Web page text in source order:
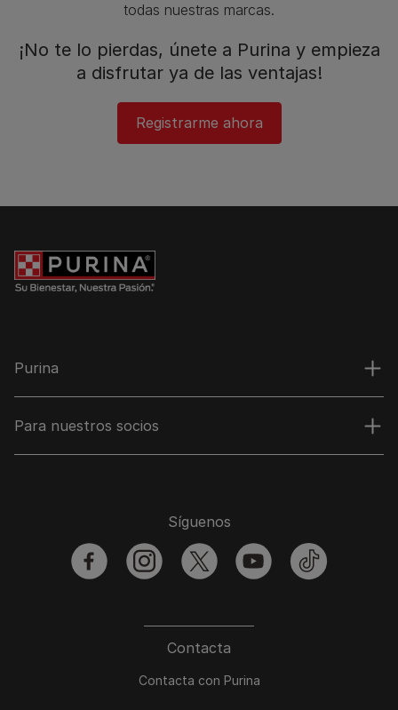
todas nuestras marcas.​
¡No te lo pierdas, únete a Purina y empieza
a disfrutar ya de las ventajas!​
Registrarme ahora​
Purina
Para nuestros socios
Contacta
Contacta con Purina
Síguenos
facebookinstagramtwitter youtubetiktok